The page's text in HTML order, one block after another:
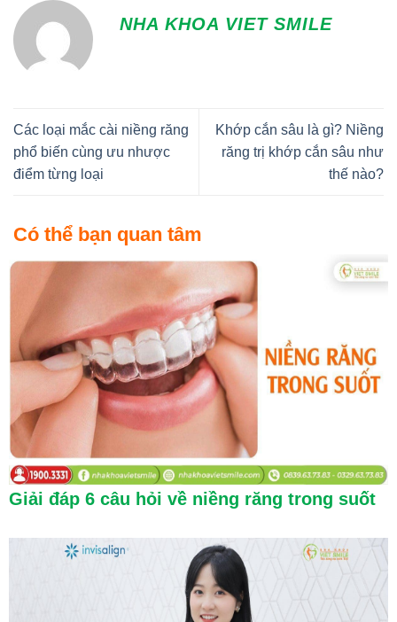
NHA KHOA VIET SMILE
Các loại mắc cài niềng răng
phổ biến cùng ưu nhược
điểm từng loại
Khớp cắn sâu là gì? Niềng
răng trị khớp cắn sâu như
thế nào?
Có thể bạn quan tâm
Giải đáp 6 câu hỏi về niềng răng trong suốt